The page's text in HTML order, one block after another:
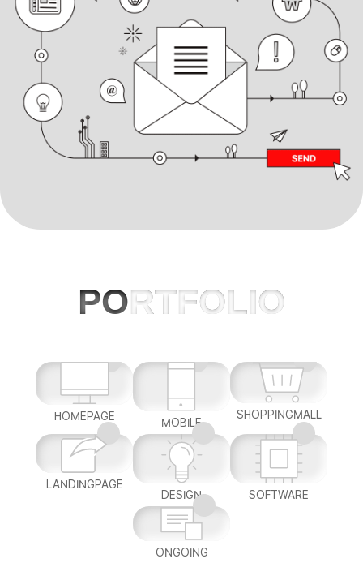
PORTFOLIO
HOMEPAGE MOBILE
SHOPPINGMALL
LANDINGPAGE
DESIGN
SOFTWARE
ONGOING